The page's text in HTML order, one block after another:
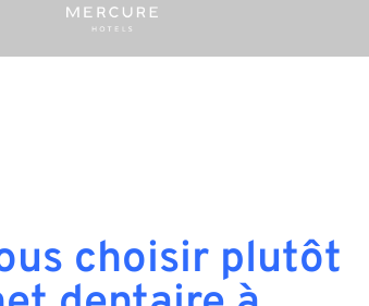
choisir plutôt